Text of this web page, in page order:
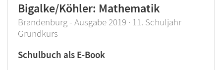
Bigalke/Köhler: Mathematik
Brandenburg - Ausgabe 2019 · 11. Schuljahr
Grundkurs
Schulbuch als E-Book